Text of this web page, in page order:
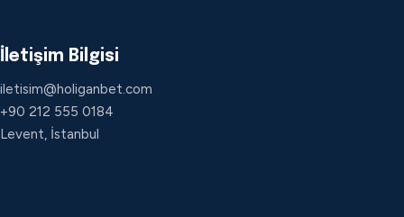
İletişim Bilgisi
iletisim@holiganbet.com
+90 212 555 0184
Levent, İstanbul